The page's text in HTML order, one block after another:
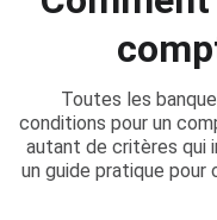
Toutes les
conditions pour un
autant de critères qui
un guide pratique pour